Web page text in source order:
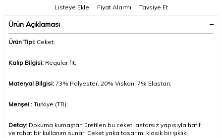
Listeye Ekle
Fiyat Alarmı Tavsiye Et
Ürün Açıklaması
Ürün Tipi: Ceket;
Kalıp Bilgisi: Regular fit;
Materyal Bilgisi: 73% Polyester, 20% Viskon, 7% Elastan;
Menşei : Türkiye (TR);
Detay: Dokuma kumaştan üretilen bu ceket, astarsız yapısıyla hafif
ve rahat bir kullanım sunar. Ceket yaka tasarımı klasik bir şıklık